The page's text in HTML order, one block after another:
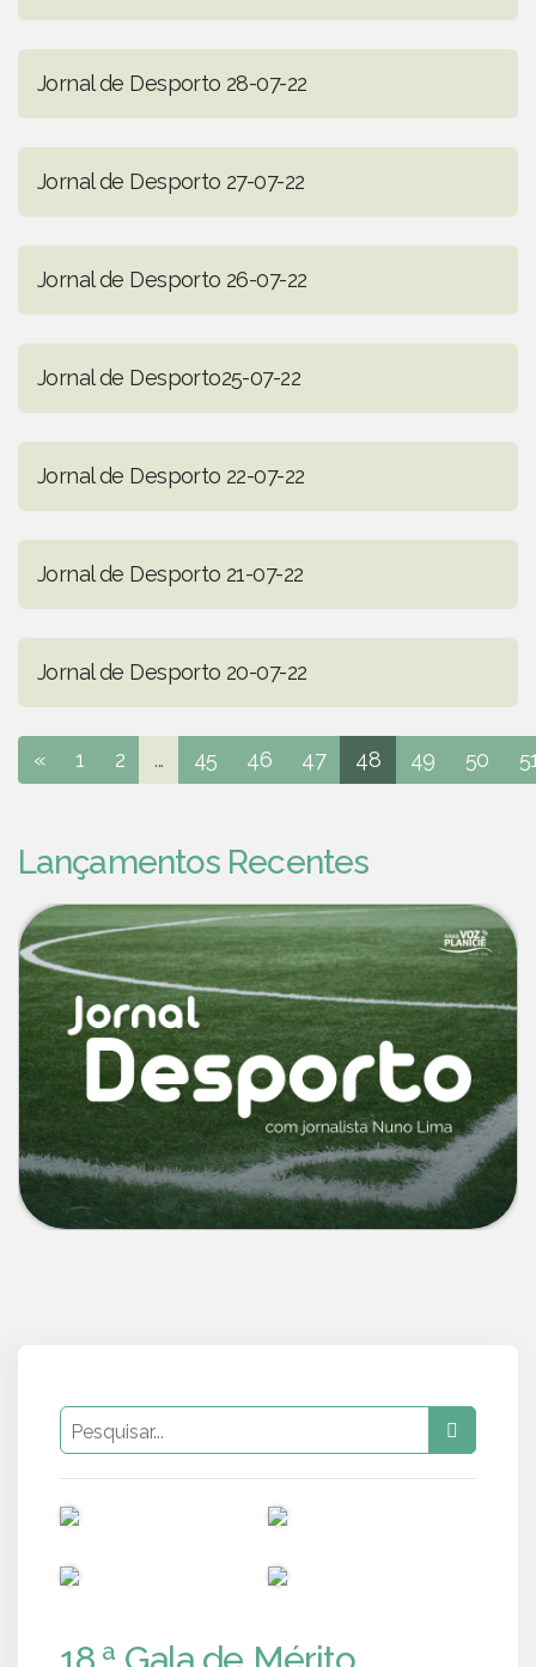
Jornal de Desporto 28-07-22
Jornal de Desporto 27-07-22
Jornal de Desporto 26-07-22
Jornal de Desporto25-07-22
Jornal de Desporto 22-07-22
Jornal de Desporto 21-07-22
Jornal de Desporto 20-07-22
« 1 2 ... 45 46 47 48 49 50
Lançamentos Recentes